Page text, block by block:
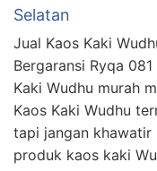
Selatan
Jual Kaos Kaki
Bergaransi Ryqa
Kaki Wudhu murah
Kaos Kaki Wudhu
tapi jangan khawatir
produk kaos kaki